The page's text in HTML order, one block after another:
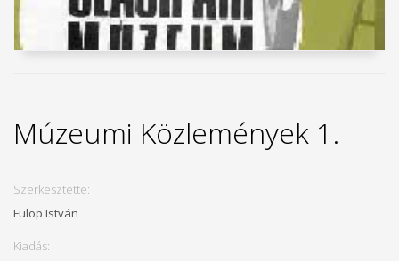
Múzeumi Közlemények 1.
Szerkesztette:
Fülöp István
Kiadás: